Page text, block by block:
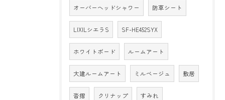
オーバーヘッドシャワー 防草シート
LIXILシエラS SF-HE452SYX
ホワイトボード ルームアート
大建ルームアート ミルベージュ 敷居
沓摺 クリナップ すみれ